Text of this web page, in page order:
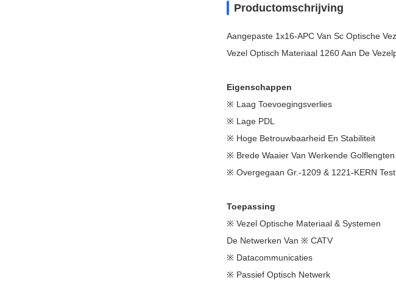
Productomschrijving
Aangepaste 1x16-APC Van Sc Optische
Vezel Optisch Materiaal 1260 Aan De
Eigenschappen
※ Laag Toevoegingsverlies
※ Lage PDL
※ Hoge Betrouwbaarheid En Stabiliteit
※ Brede Waaier Van Werkende Golflengten
※ Overgegaan Gr.-1209 & 1221-KERN Test
Toepassing
※ Vezel Optische Materiaal & Systemen
De Netwerken Van ※ CATV
※ Datacommunicaties
※ Passief Optisch Netwerk